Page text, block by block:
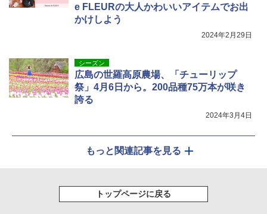
e FLEURの大人かわいいアイテムでお出
かけしよう
2024年2月29日
シーズン
広島の世羅高原農場、「チューリップ
祭」4月6日から。200品種75万本が咲き
誇る
2024年3月4日
もっと関連記事を見る
トップページに戻る